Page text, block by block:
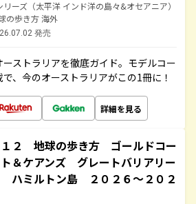
リーズ（太平洋 インド洋の島々&オセアニア）
の歩き方 海外
発売
ストラリアを徹底ガイド。モデルコー
、今のオーストラリアがこの1冊に！
詳細を見る
１２ 地球の歩き方 ゴールドコー
＆ケアンズ グレートバリアリー
ハミルトン島 ２０２６～２０２